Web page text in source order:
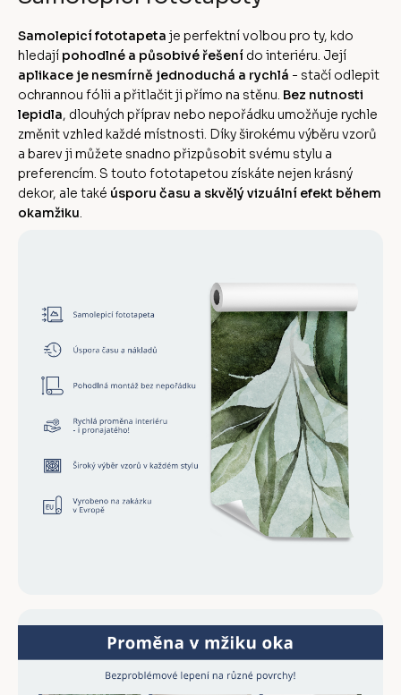
Samolepicí fototapeta je perfektní volbou pro ty, kdo
hledají pohodlné a působivé řešení do interiéru. Její
aplikace je nesmírně jednoduchá a rychlá - stačí odlepit
ochrannou fólii a přitlačit ji přímo na stěnu. Bez nutnosti
lepidla, dlouhých příprav nebo nepořádku umožňuje rychle
změnit vzhled každé místnosti. Díky širokému výběru vzorů
a barev ji můžete snadno přizpůsobit svému stylu a
preferencím. S touto fototapetou získáte nejen krásný
dekor, ale také úsporu času a skvělý vizuální efekt během
okamžiku.